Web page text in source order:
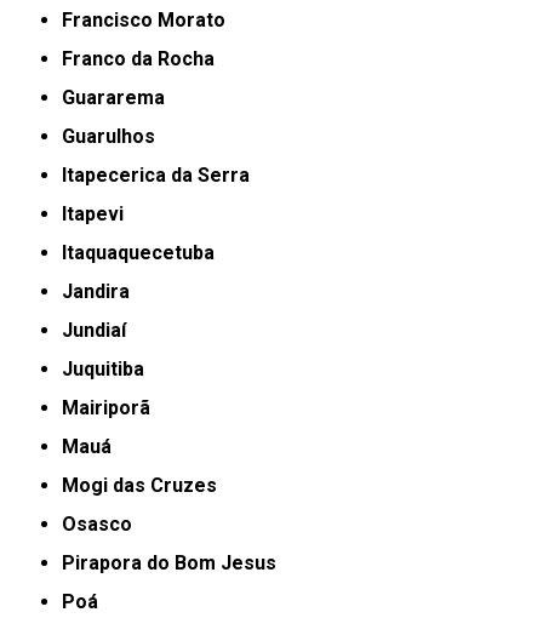
Francisco Morato
Franco da Rocha
Guararema
Guarulhos
Itapecerica da Serra
Itapevi
Itaquaquecetuba
Jandira
Jundiaí
Juquitiba
Mairiporã
Mauá
Mogi das Cruzes
Osasco
Pirapora do Bom Jesus
Poá